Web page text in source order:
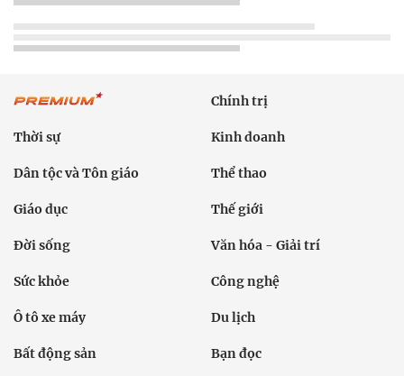
Chính trị
Thời sự Kinh doanh
Dân tộc và Tôn giáo Thể thao
Giáo dục Thế giới
Đời sống Văn hóa - Giải trí
Sức khỏe Công nghệ
Ô tô xe máy Du lịch
Bất động sản Bạn đọc